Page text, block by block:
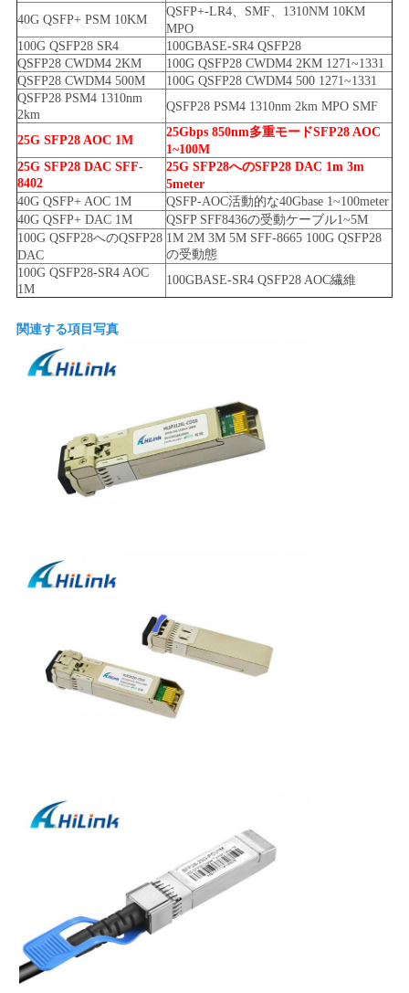
プ
ラ
イ
バ
シ
ー
ポ
リ
シ
ー
40G QSFP+ PSM 10KM
QSFP+-LR4、SMF、1310NM 10KM
MPO
100G QSFP28 SR4
100GBASE-SR4 QSFP28
QSFP28 CWDM4 2KM
100G QSFP28 CWDM4 2KM 1271~1331
QSFP28 CWDM4 500M
100G QSFP28 CWDM4 500 1271~1331
QSFP28 PSM4 1310nm
2km
QSFP28 PSM4 1310nm 2km MPO SMF
25G SFP28 AOC 1M
25Gbps 850nm多重モードSFP28 AOC
1~100M
25G SFP28 DAC SFF-
8402
25G SFP28へのSFP28 DAC 1m 3m
5meter
40G QSFP+ AOC 1M
QSFP-AOC活動的な40Gbase 1~100meter
40G QSFP+ DAC 1M
QSFP SFF8436の受動ケーブル1~5M
100G QSFP28へのQSFP28
DAC
1M 2M 3M 5M SFF-8665 100G QSFP28
の受動態
100G QSFP28-SR4 AOC
1M
100GBASE-SR4 QSFP28 AOC繊維
関連する項目写真